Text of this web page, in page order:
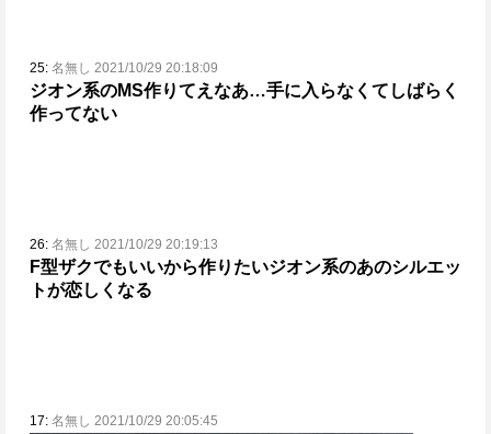
25: 名無し 2021/10/29 20:18:09
ジオン系のMS作りてえなあ…手に入らなくてしばらく
作ってない
26: 名無し 2021/10/29 20:19:13
F型ザクでもいいから作りたいジオン系のあのシルエッ
トが恋しくなる
17: 名無し 2021/10/29 20:05:45